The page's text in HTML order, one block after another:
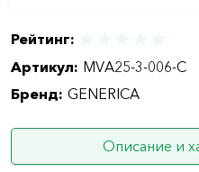
Рейтинг:
Артикул: MVA25-3-006-C
Бренд: GENERICA
Описание и